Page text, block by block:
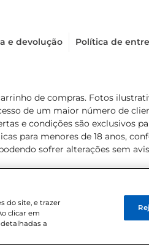
e devolução Política de
de compras. Fotos
de um maior número de
e condições são exclusivos
para menores de 18 anos,
sofrer alterações sem
do site, e trazer
clicar em
a